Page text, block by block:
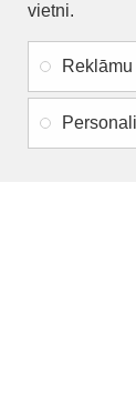
Silikona
vietni.